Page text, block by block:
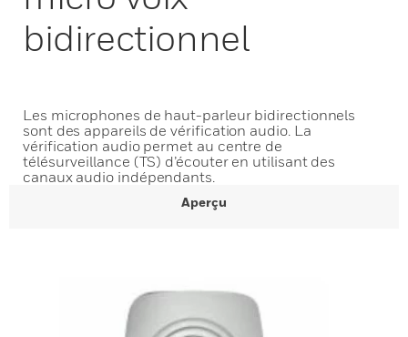
bidirectionnel
Les microphones de haut-parleur bidirectionnels
sont des appareils de vérification audio. La
vérification audio permet au centre de
télésurveillance (TS) d’écouter en utilisant des
canaux audio indépendants.
Aperçu